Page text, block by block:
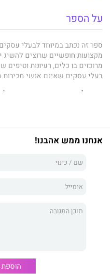
על הספר
ספר זה נכתב במיוחד לבעלי
מקצועות חופשיים שרוצים להשיג
מרוכזים בו כלים, רעיונות
בעלי עסקים שאינם אנשי
איך לשפר את אחוזי הסגירה שלך.
להכין תכנית פעולה.
אנחנו ממש אהבנו!